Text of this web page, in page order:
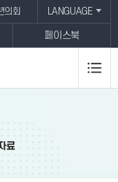
의회 LANGUAGE
페이스북
료